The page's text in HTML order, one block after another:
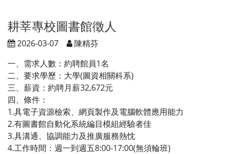
耕莘專校圖書館徵人
2026-03-07
陳精芬
一、需求人數：約聘館員1名
二、要求學歷：大學(圖資相關科系)
三、薪資：約聘月薪32,672元
四、條件：
1.具電子資源檢索、網頁製作及電腦軟體應用能力
2.有圖書館自動化系統編目模組經驗者佳
3.具溝通、協調能力及推廣服務熱忱
4.工作時間：週一到週五8:00-17:00(無須輪班)